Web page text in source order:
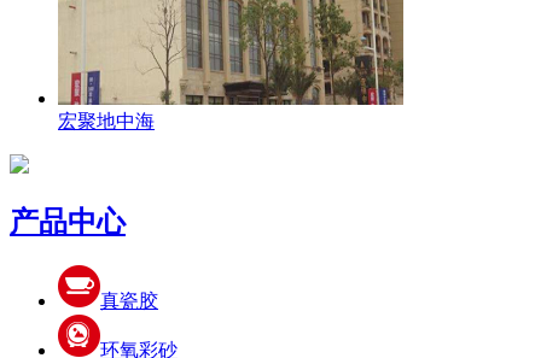
宏聚地中海
产品中心
真瓷胶
环氧彩砂